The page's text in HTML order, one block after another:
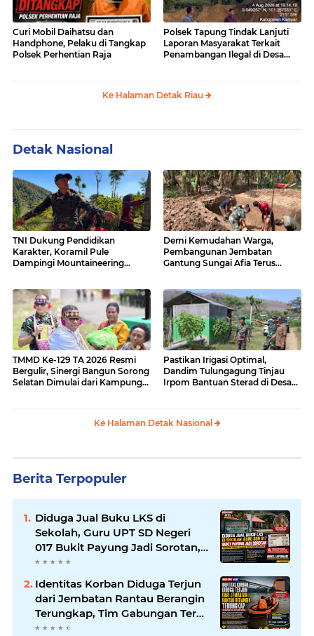
Curi Mobil Daihatsu dan
Handphone, Pelaku di Tangkap
Polsek Perhentian Raja
Polsek Tapung Tindak Lanjuti
Laporan Masyarakat Terkait
Penambangan Ilegal di Desa
Ke Halaman Detak Riau
Detak Nasional
TNI Dukung Pendidikan
Karakter, Koramil Pule
Dampingi Mountaineering
Demi Kemudahan Warga,
Pembangunan Jembatan
Gantung Sungai Afia Terus
TMMD Ke-129 TA 2026 Resmi
Bergulir, Sinergi Bangun Sorong
Selatan Dimulai dari Kampung
Pastikan Irigasi Optimal,
Dandim Tulungagung Tinjau
Irpom Bantuan Sterad di Desa
Ke Halaman Detak Nasional
Berita Terpopuler
Diduga Jual Buku LKS di
Sekolah, Guru UPT SD Negeri
017 Bukit Payung Jadi Sorotan,
Disdikpora Kampar Tegaskan
Tidak Pernah Beri Izin
Identitas Korban Diduga Terjun
dari Jembatan Rantau Berangin
Terungkap, Tim Gabungan Terus
Sisir Sungai Kampar